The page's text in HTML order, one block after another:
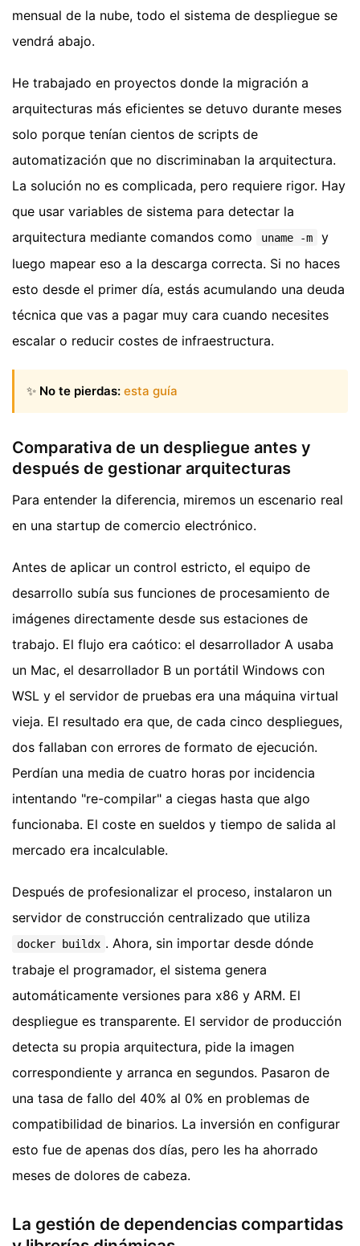
mensual de la nube, todo el sistema de despliegue se
vendrá abajo.
He trabajado en proyectos donde la migración a
arquitecturas más eficientes se detuvo durante meses
solo porque tenían cientos de scripts de
automatización que no discriminaban la arquitectura.
La solución no es complicada, pero requiere rigor. Hay
que usar variables de sistema para detectar la
arquitectura mediante comandos como
uname -m
y
luego mapear eso a la descarga correcta. Si no haces
esto desde el primer día, estás acumulando una deuda
técnica que vas a pagar muy cara cuando necesites
escalar o reducir costes de infraestructura.
✨ No te pierdas: esta guía
Comparativa de un despliegue antes y
después de gestionar arquitecturas
Para entender la diferencia, miremos un escenario real
en una startup de comercio electrónico.
Antes de aplicar un control estricto, el equipo de
desarrollo subía sus funciones de procesamiento de
imágenes directamente desde sus estaciones de
trabajo. El flujo era caótico: el desarrollador A usaba
un Mac, el desarrollador B un portátil Windows con
WSL y el servidor de pruebas era una máquina virtual
vieja. El resultado era que, de cada cinco despliegues,
dos fallaban con errores de formato de ejecución.
Perdían una media de cuatro horas por incidencia
intentando "re-compilar" a ciegas hasta que algo
funcionaba. El coste en sueldos y tiempo de salida al
mercado era incalculable.
Después de profesionalizar el proceso, instalaron un
servidor de construcción centralizado que utiliza
docker buildx . Ahora, sin importar desde dónde
trabaje el programador, el sistema genera
automáticamente versiones para x86 y ARM. El
despliegue es transparente. El servidor de producción
detecta su propia arquitectura, pide la imagen
correspondiente y arranca en segundos. Pasaron de
una tasa de fallo del 40% al 0% en problemas de
compatibilidad de binarios. La inversión en configurar
esto fue de apenas dos días, pero les ha ahorrado
meses de dolores de cabeza.
La gestión de dependencias compartidas